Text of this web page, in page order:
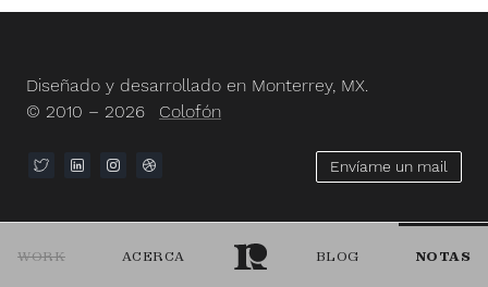
WORK ACERCA BLOG NOTAS
Diseñado y desarrollado en Monterrey, MX.
© 2010 – 2026
Colofón
Envíame un mail